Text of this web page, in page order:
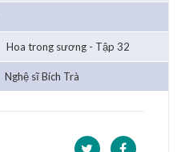
Hoa trong sương - Tập 32
Nghệ sĩ Bích Trà